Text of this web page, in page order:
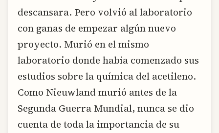
descansara. Pero volvió al laboratorio
con ganas de empezar algún nuevo
proyecto. Murió en el mismo
laboratorio donde había comenzado sus
estudios sobre la química del acetileno.
Como Nieuwland murió antes de la
Segunda Guerra Mundial, nunca se dio
cuenta de toda la importancia de su